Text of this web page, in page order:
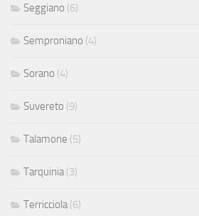
Seggiano (6)
Semproniano (4)
Sorano (4)
Suvereto (9)
Talamone (5)
Tarquinia (3)
Terricciola (6)